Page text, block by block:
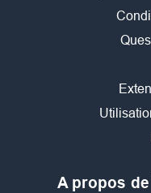
A propos